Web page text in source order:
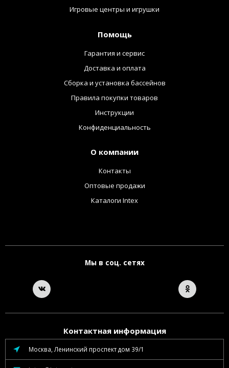
Игровые центры и игрушки
Помощь
Гарантия и сервис
Доставка и оплата
Сборка и установка бассейнов
Правила покупки товаров
Инструкции
Конфиденциальность
О компании
Контакты
Оптовые продажи
Каталоги Intex
Мы в соц. сетях
Контактная информация
Москва, Ленинский проспект дом 39/1